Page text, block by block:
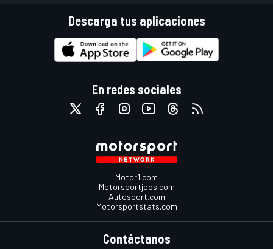
Descarga tus aplicaciones
En redes sociales
Motor1.com
Motorsportjobs.com
Autosport.com
Motorsportstats.com
Contáctanos